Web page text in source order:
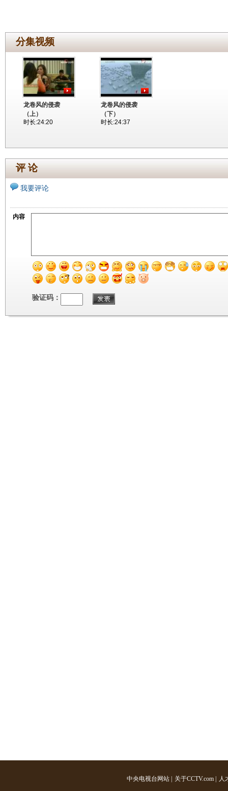
分集视频
龙卷风的侵袭
（上）
时长:24:20
龙卷风的侵袭
（下）
时长:24:37
评 论
我要评论
内容
验证码：
中央电视台网站 关于CCTV.com 人